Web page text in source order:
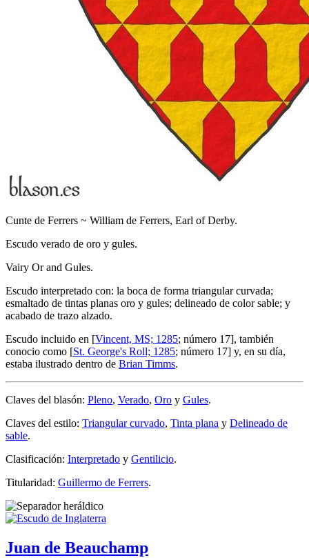
Cunte de Ferrers ~ William de Ferrers, Earl of Derby.
Escudo verado de oro y gules.
Vairy Or and Gules.
Escudo interpretado con: la boca de forma triangular curvada;
esmaltado de tintas planas oro y gules; delineado de color sable; y
acabado de trazo alzado.
Escudo incluido en [Vincent, MS; 1285; número 17], también
conocio como [St. George's Roll; 1285; número 17] y, en su día,
estaba ilustrado dentro de Brian Timms.
Claves del blasón: Pleno, Verado, Oro y Gules.
Claves del estilo: Triangular curvado, Tinta plana y Delineado de
sable.
Clasificación: Interpretado y Gentilicio.
Titularidad: Guillermo de Ferrers.
Juan de Beauchamp